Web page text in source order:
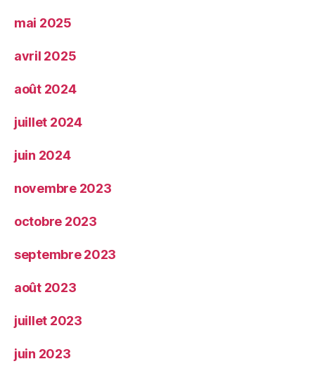
mai 2025
avril 2025
août 2024
juillet 2024
juin 2024
novembre 2023
octobre 2023
septembre 2023
août 2023
juillet 2023
juin 2023